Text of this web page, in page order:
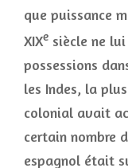
que puissance
XIXe siècle ne
possessions
les Indes, la
colonial avait
certain nombre
espagnol était